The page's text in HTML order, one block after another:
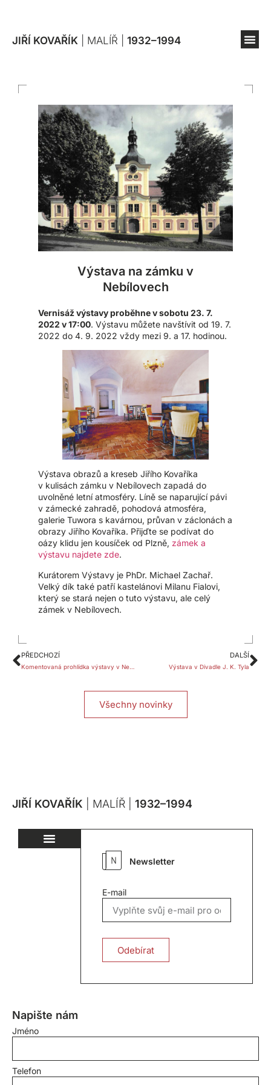
JIŘÍ KOVAŘÍK | MALÍŘ | 1932–1994
Výstava na zámku v
Nebílovech
Vernisáž výstavy proběhne v sobotu 23. 7.
2022 v 17:00. Výstavu můžete navštívit od 19. 7.
2022 do 4. 9. 2022 vždy mezi 9. a 17. hodinou.
Výstava obrazů a kreseb Jiřího Kovaříka
v kulisách zámku v Nebílovech zapadá do
uvolněné letní atmosféry. Líně se naparující pávi
v zámecké zahradě, pohodová atmosféra,
galerie Tuwora s kavárnou, průvan v záclonách a
obrazy Jiřího Kovaříka. Přijďte se podívat do
oázy klidu jen kousíček od Plzně, zámek a
výstavu najdete zde.
Kurátorem Výstavy je PhDr. Michael Zachař.
Velký dík také patří kastelánovi Milanu Fialovi,
který se stará nejen o tuto výstavu, ale celý
zámek v Nebílovech.
PŘEDCHOZÍ
Komentovaná prohlídka výstavy v Nebílovech
DALŠÍ
Výstava v Divadle J. K. Tyla
Všechny novinky
JIŘÍ KOVAŘÍK | MALÍŘ | 1932–1994
Newsletter
E-mail
Odebírat
Napište nám
Jméno
Telefon